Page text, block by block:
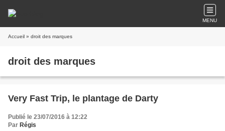
MENU
Accueil » droit des marques
droit des marques
Very Fast Trip, le plantage de Darty
Publié le 23/07/2016 à 12:22
Par Régis